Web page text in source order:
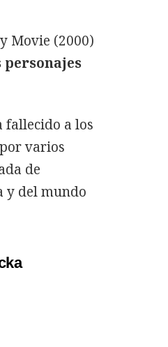
Movie (2000)
personajes
fallecido a los
varios
de
y del mundo